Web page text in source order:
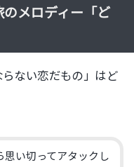
メロディー「ど
ない恋だもの」はど
思い切ってアタックし